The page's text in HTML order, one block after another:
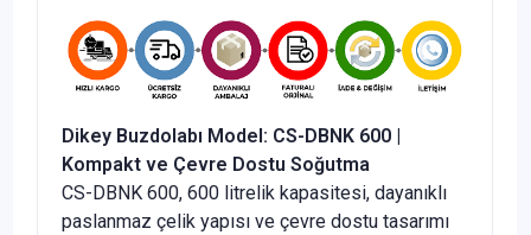
Dikey Buzdolabı Model: CS-DBNK 600 |
Kompakt ve Çevre Dostu Soğutma
CS-DBNK 600, 600 litrelik kapasitesi, dayanıklı
paslanmaz çelik yapısı ve çevre dostu tasarımı